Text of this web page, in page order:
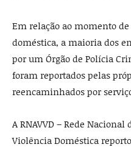
Em relação ao momento
doméstica, a maioria dos
por um Órgão de Polícia
foram reportados pelas
reencaminhados por
A RNAVVD – Rede
Violência Doméstica